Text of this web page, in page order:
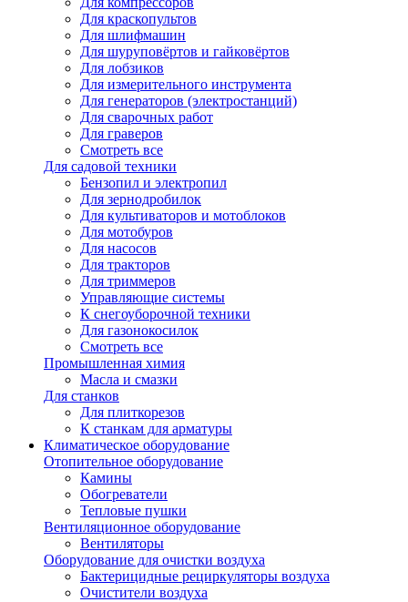
Для краскопультов
Для шлифмашин
Для шуруповёртов и гайковёртов
Для лобзиков
Для измерительного инструмента
Для генераторов (электростанций)
Для сварочных работ
Для граверов
Смотреть все
Для садовой техники
Бензопил и электропил
Для зернодробилок
Для культиваторов и мотоблоков
Для мотобуров
Для насосов
Для тракторов
Для триммеров
Управляющие системы
К снегоуборочной техники
Для газонокосилок
Смотреть все
Промышленная химия
Масла и смазки
Для станков
Для плиткорезов
К станкам для арматуры
Климатическое оборудование
Отопительное оборудование
Камины
Обогреватели
Тепловые пушки
Вентиляционное оборудование
Вентиляторы
Оборудование для очистки воздуха
Бактерицидные рециркуляторы воздуха
Очистители воздуха